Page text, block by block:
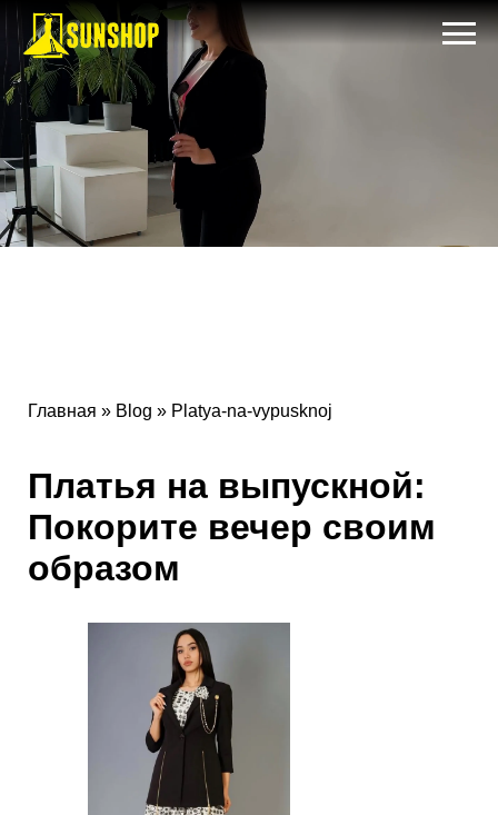
Главная » Blog » Platya-na-vypusknoj
Платья на выпускной:
Покорите вечер своим
образом